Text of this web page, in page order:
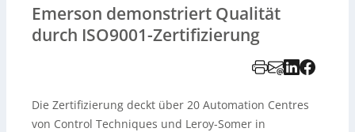
Emerson demonstriert Qualität
durch ISO9001-Zertifizierung
Die Zertifizierung deckt über 20 Automation Centres
von Control Techniques und Leroy-Somer in